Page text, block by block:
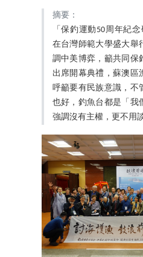
摘要：
「保釣運動50周年紀
在台灣師範大學盛大舉
調中美博弈，籲共同保
出席開幕典禮，蘇澳區
呼籲要有民族意識，不
也好，釣魚台都是「我
強調沒有主權，更不用